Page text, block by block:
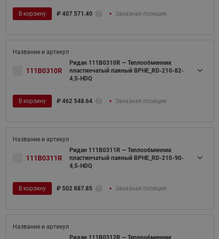
В корзину ₽ 407 571.40 Заказная позиция
111B0310R
Ридан 111B0310R — Теплообменник
пластинчатый паяный BPHE_RD-210-82-
4,5-HDQ
В корзину ₽ 462 548.64 Заказная позиция
111B0311R
Ридан 111B0311R — Теплообменник
пластинчатый паяный BPHE_RD-210-90-
4,5-HDQ
В корзину ₽ 502 887.85 Заказная позиция
Ридан 111B0312R — Теплообменник